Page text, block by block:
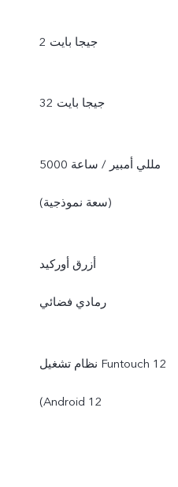
2 جيجا بايت
32 جيجا بايت
5000 مللي أمبير / ساعة
(سعة نموذجية)
أزرق أوركيد
رمادي فضائي
نظام تشغيل Funtouch 12‏